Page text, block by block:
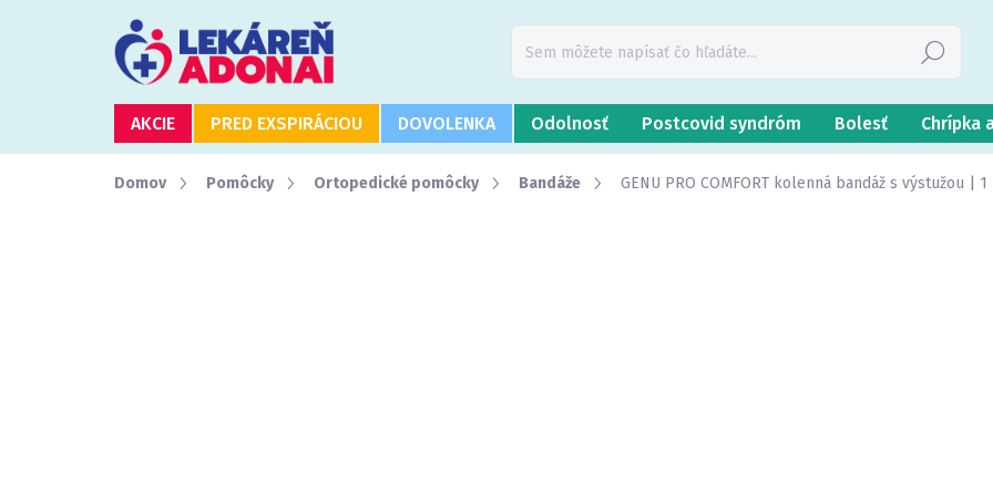
Hľadať
AKCIE PRED EXSPIRÁCIOU DOVOLENKA Odolnosť Postcovid syndróm Bolesť Chrípka
Domov Pomôcky Ortopedické pomôcky Bandáže GENU PRO COMFORT kolenná bandáž s výstužou | 1